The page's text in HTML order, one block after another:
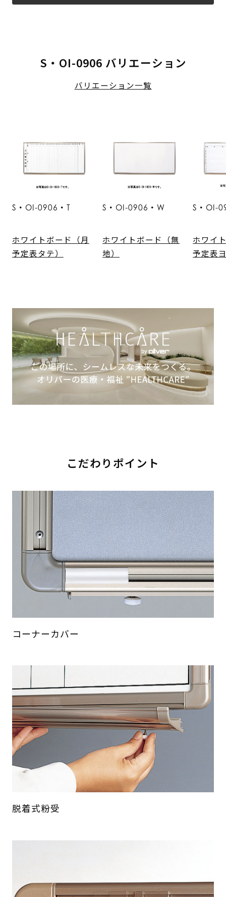
S・OI-0906 バリエーション
バリエーション一覧
S・OI-0906・T
ホワイトボード（月
予定表タテ）
S・OI-0906・W
ホワイトボード（無
地）
S・OI-
ホワイ
予定表
こだわりポイント
コーナーカバー
脱着式粉受